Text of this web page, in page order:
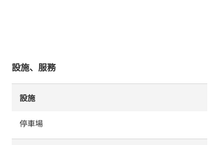
設施、服務
設施
停車場